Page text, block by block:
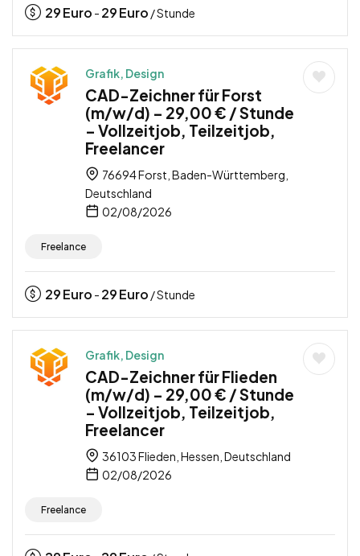
29Euro - 29Euro / Stunde
Grafik, Design
CAD-Zeichner für Forst
(m/w/d) – 29,00 € / Stunde
– Vollzeitjob, Teilzeitjob,
Freelancer
76694 Forst, Baden-Württemberg,
Deutschland
02/08/2026
Freelance
29Euro - 29Euro / Stunde
Grafik, Design
CAD-Zeichner für Flieden
(m/w/d) – 29,00 € / Stunde
– Vollzeitjob, Teilzeitjob,
Freelancer
36103 Flieden, Hessen, Deutschland
02/08/2026
Freelance